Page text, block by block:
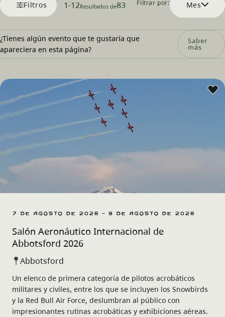
Filtros 1-12Resultados de83 Filtrar por: Mes
¿Tienes algún evento que te gustaría que
apareciera en esta página?
Saber
más
7 de agosto de 2026 - 9 de agosto de 2026
Salón Aeronáutico Internacional de
Abbotsford 2026
Abbotsford
Un elenco de primera categoría de pilotos acrobáticos
militares y civiles, entre los que se incluyen los Snowbirds
y la Red Bull Air Force, deslumbran al público con
impresionantes rutinas acrobáticas y exhibiciones aéreas.